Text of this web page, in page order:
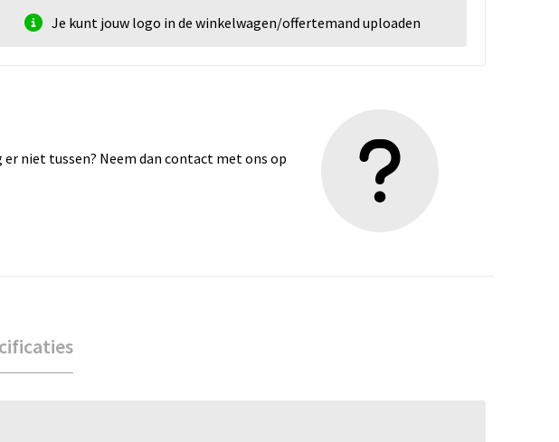
Je kunt jouw logo in de winkelwagen/offertemand uploaden
niet tussen? Neem dan contact met ons op